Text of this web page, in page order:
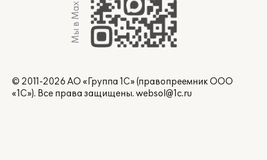
Мы в Max
© 2011-2026 АО «Группа 1С» (правопреемник ООО
«1С»). Все права защищены. websol@1c.ru